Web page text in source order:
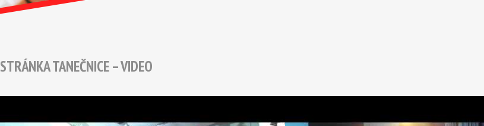
STRÁNKA TANEČNICE – VIDEO